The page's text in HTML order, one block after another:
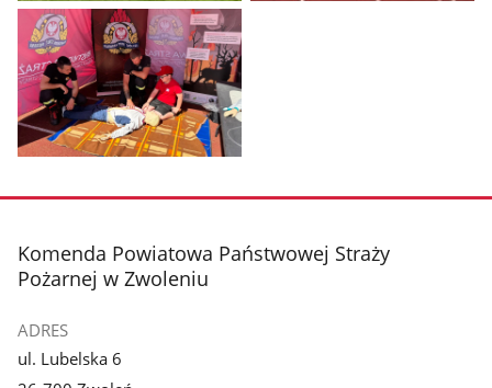
Pokaż
zdjęcie
1
z
galerii.
zdjęcie
galerii.
stopka
Komenda Powiatowa Państwowej Straży
Pożarnej w Zwoleniu
ADRES
ul. Lubelska 6